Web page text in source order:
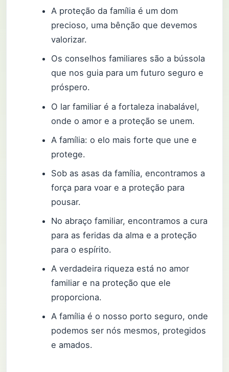
A proteção da família é um dom
precioso, uma bênção que devemos
valorizar.
Os conselhos familiares são a bússola
que nos guia para um futuro seguro e
próspero.
O lar familiar é a fortaleza inabalável,
onde o amor e a proteção se unem.
A família: o elo mais forte que une e
protege.
Sob as asas da família, encontramos a
força para voar e a proteção para
pousar.
No abraço familiar, encontramos a cura
para as feridas da alma e a proteção
para o espírito.
A verdadeira riqueza está no amor
familiar e na proteção que ele
proporciona.
A família é o nosso porto seguro, onde
podemos ser nós mesmos, protegidos
e amados.